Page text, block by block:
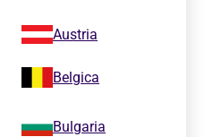
Austria
Belgica
Bulgaria